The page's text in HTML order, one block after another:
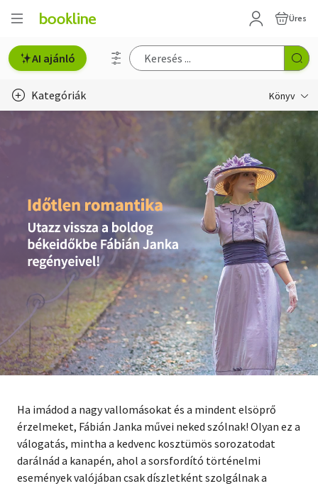
Üres
AI ajánló
Kategóriák Könyv
Hobbi, szabadidő
Irodalom
Szakkönyv
Szótár, nyelvkönyv
Tankönyv, segédkönyv
Társadalomtudomány
Természettudomány
Történelem
Ha imádod a nagy vallomásokat és a mindent elsöprő
érzelmeket, Fábián Janka művei neked szólnak! Olyan ez a
válogatás, mintha a kedvenc kosztümös sorozatodat
darálnád a kanapén, ahol a sorsfordító történelmi
események valójában csak díszletként szolgálnak a